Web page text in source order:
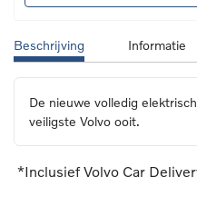
Beschrijving Informatie
De nieuwe volledig
veiligste Volvo ooit.
*Inclusief Volvo Car